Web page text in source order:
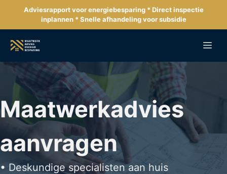
de
inhoud
Adviesrapport voor energiebesparing * Direct inspectie
inplannen * Snelle afhandeling voor subsidie
Maatwerkadvies
aanvragen
• Deskundige specialisten aan huis